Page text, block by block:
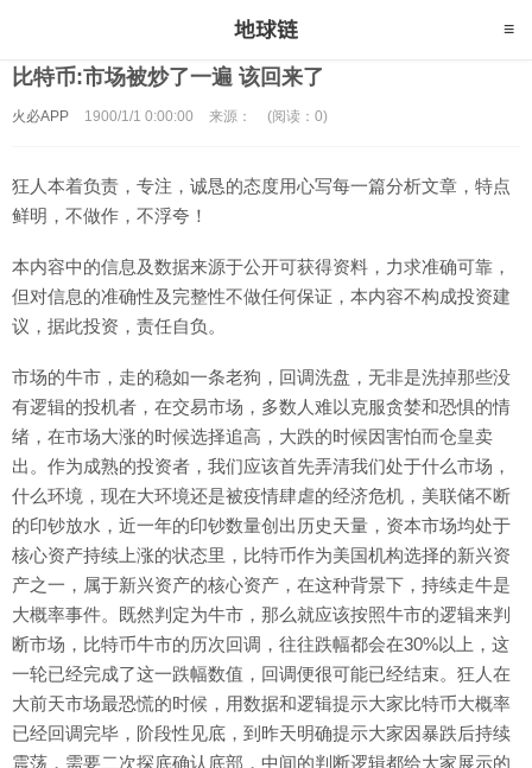
比特币:市场被炒了一遍 该回来了
火必APP 1900/1/1 0:00:00 来源： (阅读：0)
狂人本着负责，专注，诚恳的态度用心写每一篇分析文章，特点
鲜明，不做作，不浮夸！
本内容中的信息及数据来源于公开可获得资料，力求准确可靠，
但对信息的准确性及完整性不做任何保证，本内容不构成投资建
议，据此投资，责任自负。
市场的牛市，走的稳如一条老狗，回调洗盘，无非是洗掉那些没
有逻辑的投机者，在交易市场，多数人难以克服贪婪和恐惧的情
绪，在市场大涨的时候选择追高，大跌的时候因害怕而仓皇卖
出。作为成熟的投资者，我们应该首先弄清我们处于什么市场，
什么环境，现在大环境还是被疫情肆虐的经济危机，美联储不断
的印钞放水，近一年的印钞数量创出历史天量，资本市场均处于
核心资产持续上涨的状态里，比特币作为美国机构选择的新兴资
产之一，属于新兴资产的核心资产，在这种背景下，持续走牛是
大概率事件。既然判定为牛市，那么就应该按照牛市的逻辑来判
断市场，比特币牛市的历次回调，往往跌幅都会在30%以上，这
一轮已经完成了这一跌幅数值，回调便很可能已经结束。狂人在
大前天市场最恐慌的时候，用数据和逻辑提示大家比特币大概率
已经回调完毕，阶段性见底，到昨天明确提示大家因暴跌后持续
震荡，需要二次探底确认底部，中间的判断逻辑都给大家展示的